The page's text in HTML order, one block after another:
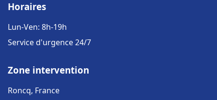
Horaires
Lun-Ven: 8h-19h
Service d'urgence 24/7
Zone intervention
Roncq, France